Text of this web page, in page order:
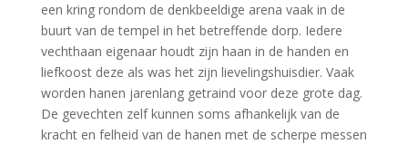
een kring rondom de denkbeeldige arena vaak in de
buurt van de tempel in het betreffende dorp. Iedere
vechthaan eigenaar houdt zijn haan in de handen en
liefkoost deze als was het zijn lievelingshuisdier. Vaak
worden hanen jarenlang getraind voor deze grote dag.
De gevechten zelf kunnen soms afhankelijk van de
kracht en felheid van de hanen met de scherpe messen